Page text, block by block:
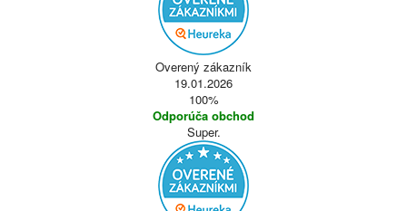
Overený zákazník
19.01.2026
100%
Odporúča obchod
Super.